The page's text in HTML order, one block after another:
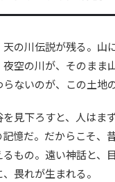
の川伝説が残る。山
夜空の川が、そのまま
ないのが、この土地
見下ろすと、人はま
記憶だ。だからこそ、
もの。遠い神話と、
畏れが生まれる。